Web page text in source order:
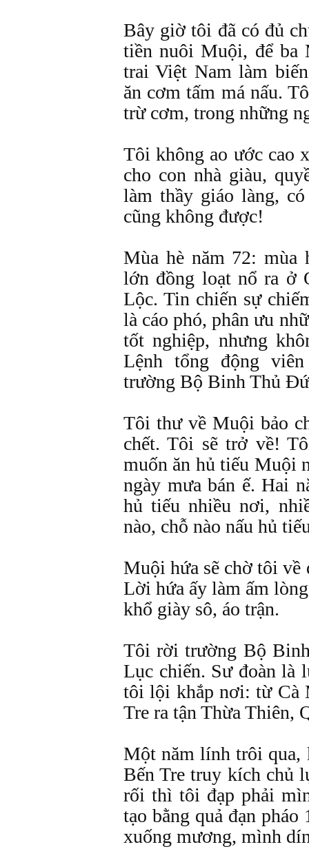
Bây giờ tôi đã có đủ
tiền nuôi Muội, để ba
trai Việt Nam làm
ăn cơm tấm má nấu.
trừ cơm, trong những
Tôi không ao ước cao
cho con nhà giàu,
làm thầy giáo làng,
cũng không được!
Mùa hè năm 72: mùa
lớn đồng loạt nổ ra ở
Lộc. Tin chiến sự
là cáo phó, phân ưu
tốt nghiệp, nhưng
Lệnh tổng động
trường Bộ Binh Thủ
Tôi thư về Muội bảo
chết. Tôi sẽ trở về!
muốn ăn hủ tiếu Muội
ngày mưa bán ế. Hai
hủ tiếu nhiều nơi,
nào, chỗ nào nấu hủ
Muội hứa sẽ chờ tôi về
Lời hứa ấy làm ấm
khổ giày sô, áo trận.
Tôi rời trường Bộ
Lục chiến. Sư đoàn là
tôi lội khắp nơi: từ Cà
Tre ra tận Thừa Thiên,
Một năm lính trôi qua,
Bến Tre truy kích chủ
rối thì tôi đạp phải
tạo bằng quả đạn
xuống mương, mình